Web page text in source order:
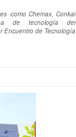
-como Chemax, Conkal
de tecnología del
Encuentro de Tecnología